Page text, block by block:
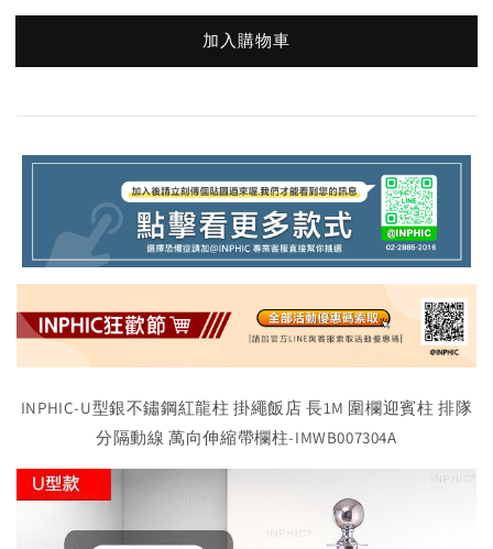
加入購物車
INPHIC-U型銀不鏽鋼紅龍柱 掛繩飯店 長1M 圍欄迎賓柱 排隊
分隔動線 萬向伸縮帶欄柱-IMWB007304A